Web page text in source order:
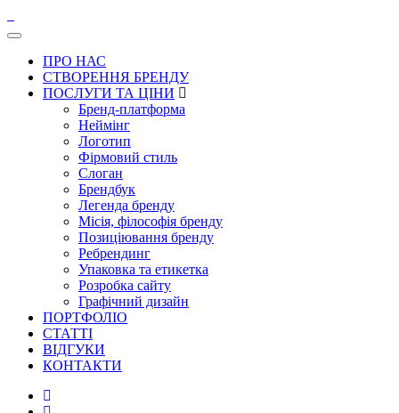
ПРО НАС
СТВОРЕННЯ БРЕНДУ
ПОСЛУГИ ТА ЦІНИ
Бренд-платформа
Неймінг
Логотип
Фірмовий стиль
Слоган
Брендбук
Легенда бренду
Місія, філософія бренду
Позиціювання бренду
Ребрендинг
Упаковка та етикетка
Розробка сайту
Графічний дизайн
ПОРТФОЛІО
СТАТТІ
ВІДГУКИ
КОНТАКТИ